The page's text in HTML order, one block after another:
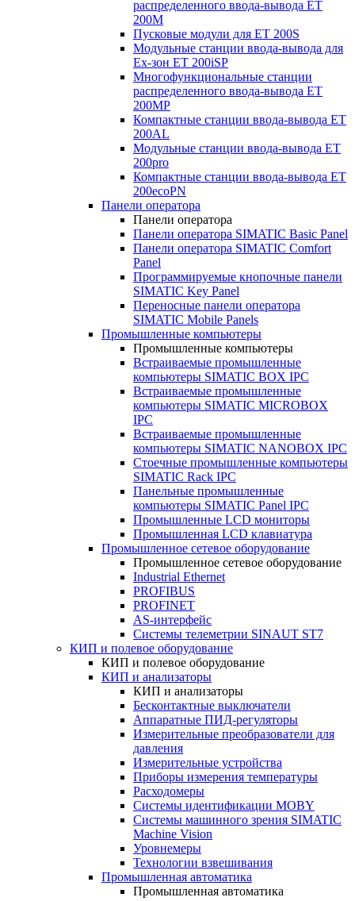
распределенного ввода-вывода ET
200M
Пусковые модули для ET 200S
Модульные станции ввода-вывода для
Ex-зон ET 200iSP
Многофункциональные станции
распределенного ввода-вывода ET
200MP
Компактные станции ввода-вывода ET
200AL
Модульные станции ввода-вывода ET
200pro
Компактные станции ввода-вывода ET
200ecoPN
Панели оператора
Панели оператора
Панели оператора SIMATIC Basic Panel
Панели оператора SIMATIC Comfort
Panel
Программируемые кнопочные панели
SIMATIC Key Panel
Переносные панели оператора
SIMATIC Mobile Panels
Промышленные компьютеры
Промышленные компьютеры
Встраиваемые промышленные
компьютеры SIMATIC BOX IPC
Встраиваемые промышленные
компьютеры SIMATIC MICROBOX
IPC
Встраиваемые промышленные
компьютеры SIMATIC NANOBOX IPC
Стоечные промышленные компьютеры
SIMATIC Rack IPC
Панельные промышленные
компьютеры SIMATIC Panel IPC
Промышленные LCD мониторы
Промышленная LCD клавиатура
Промышленное сетевое оборудование
Промышленное сетевое оборудование
Industrial Ethernet
PROFIBUS
PROFINET
AS-интерфейс
Системы телеметрии SINAUT ST7
КИП и полевое оборудование
КИП и полевое оборудование
КИП и анализаторы
КИП и анализаторы
Бесконтактные выключатели
Аппаратные ПИД-регуляторы
Измерительные преобразователи для
давления
Измерительные устройства
Приборы измерения температуры
Расходомеры
Системы идентификации MOBY
Системы машинного зрения SIMATIC
Machine Vision
Уровнемеры
Технологии взвешивания
Промышленная автоматика
Промышленная автоматика